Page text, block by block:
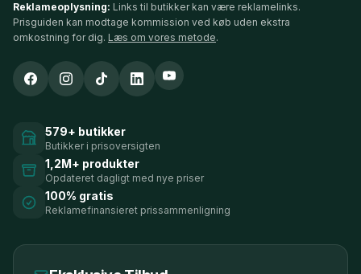
Reklameoplysning: Links til butikker kan være reklamelinks.
Prisguiden kan modtage kommission ved køb uden ekstra
omkostning for dig. Læs om vores metode.
579+ butikker
Butikker i prisoversigten
1,2M+ produkter
Opdateret dagligt med nye priser
100% gratis
Reklamefinansieret prissammenligning